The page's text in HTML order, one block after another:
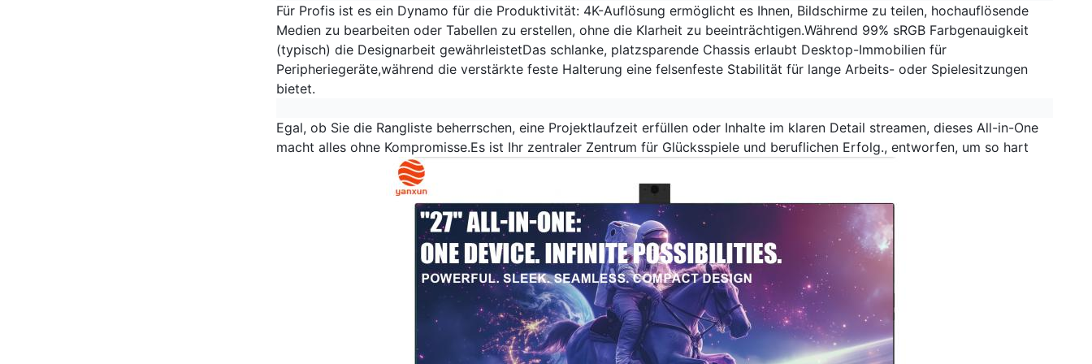
Für Profis ist es ein Dynamo für die Produktivität: 4K-Auflösung ermöglicht es Ihnen, Bildschirme zu teilen, hochauflösende
Medien zu bearbeiten oder Tabellen zu erstellen, ohne die Klarheit zu beeinträchtigen.Während 99% sRGB Farbgenauigkeit
(typisch) die Designarbeit gewährleistetDas schlanke, platzsparende Chassis erlaubt Desktop-Immobilien für
Peripheriegeräte,während die verstärkte feste Halterung eine felsenfeste Stabilität für lange Arbeits- oder Spielesitzungen
bietet.
Egal, ob Sie die Rangliste beherrschen, eine Projektlaufzeit erfüllen oder Inhalte im klaren Detail streamen, dieses All-in-One
macht alles ohne Kompromisse.Es ist Ihr zentraler Zentrum für Glücksspiele und beruflichen Erfolg., entworfen, um so hart